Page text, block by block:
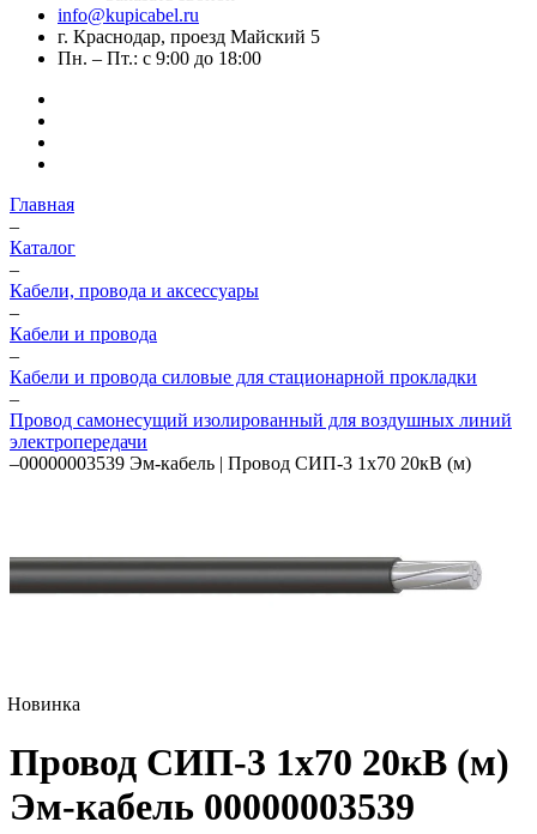
info@kupicabel.ru
г. Краснодар, проезд Майский 5
Пн. – Пт.: с 9:00 до 18:00
Главная
–
Каталог
–
Кабели, провода и аксессуары
–
Кабели и провода
–
Кабели и провода силовые для стационарной прокладки
–
Провод самонесущий изолированный для воздушных линий
электропередачи
–00000003539 Эм-кабель | Провод СИП-3 1х70 20кВ (м)
Новинка
Провод СИП-3 1х70 20кВ (м)
Эм-кабель 00000003539